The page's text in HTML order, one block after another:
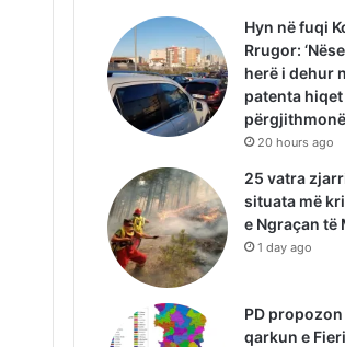
Hyn në fuqi
Rrugor:
herë i dehur
patenta hiqet
20 hours ago
25 vatra
situata më
e Ngraçan të
1 day ago
PD
qarkun e